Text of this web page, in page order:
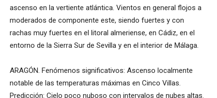
ascenso en la vertiente atlántica. Vientos en general flojos a
moderados de componente este, siendo fuertes y con
rachas muy fuertes en el litoral almeriense, en Cádiz, en el
entorno de la Sierra Sur de Sevilla y en el interior de Málaga.
ARAGÓN. Fenómenos significativos: Ascenso localmente
notable de las temperaturas máximas en Cinco Villas.
Predicción: Cielo poco nuboso con intervalos de nubes altas.